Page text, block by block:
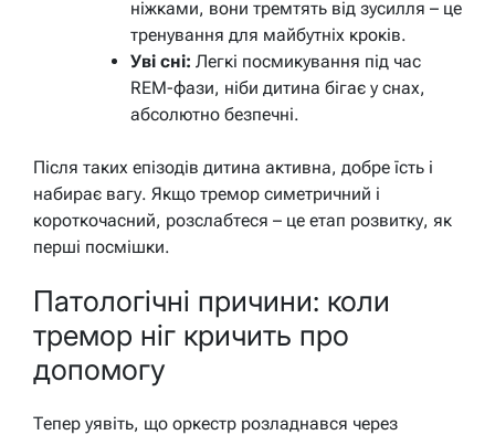
ніжками, вони тремтять від зусилля – це
тренування для майбутніх кроків.
Уві сні: Легкі посмикування під час
REM-фази, ніби дитина бігає у снах,
абсолютно безпечні.
Після таких епізодів дитина активна, добре їсть і
набирає вагу. Якщо тремор симетричний і
короткочасний, розслабтеся – це етап розвитку, як
перші посмішки.
Патологічні причини: коли
тремор ніг кричить про
допомогу
Тепер уявіть, що оркестр розладнався через